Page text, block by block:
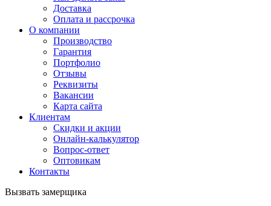
Доставка
Оплата и рассрочка
О компании
Производство
Гарантия
Портфолио
Отзывы
Реквизиты
Вакансии
Карта сайта
Клиентам
Скидки и акции
Онлайн-калькулятор
Вопрос-ответ
Оптовикам
Контакты
Вызвать замерщика